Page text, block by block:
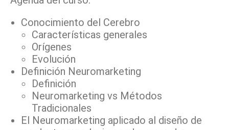
Conocimiento del Cerebro
Características generales
Orígenes
Evolución
Definición Neuromarketing
Definición
Neuromarketing vs Métodos
Tradicionales
El Neuromarketing aplicado al diseño de